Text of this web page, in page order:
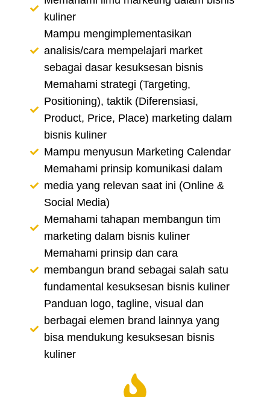
kuliner
Mampu mengimplementasikan
analisis/cara mempelajari market
sebagai dasar kesuksesan bisnis
Memahami strategi (Targeting,
Positioning), taktik (Diferensiasi,
Product, Price, Place) marketing dalam
bisnis kuliner
Mampu menyusun Marketing Calendar
Memahami prinsip komunikasi dalam
media yang relevan saat ini (Online &
Social Media)
Memahami tahapan membangun tim
marketing dalam bisnis kuliner
Memahami prinsip dan cara
membangun brand sebagai salah satu
fundamental kesuksesan bisnis kuliner
Panduan logo, tagline, visual dan
berbagai elemen brand lainnya yang
bisa mendukung kesuksesan bisnis
kuliner